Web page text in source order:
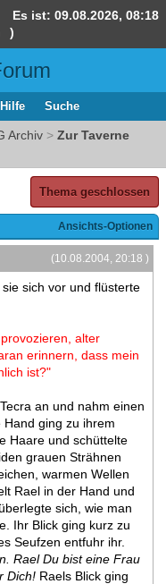
Es ist: 09.08.2026, 08:18
)
Hilfe Suche
Archiv > Zur Taverne
Thema geschlossen
Ansichts-Optionen
(10.08.2004, 20:18 )
sich vor und flüsterte
alter
erinnern, dass mein
ist?"
an und nahm einen
ging zu ihrem
Haare und schüttelte
grauen Strähnen
warmen Wellen
Rael in der Hand und
sich, wie man
Ihr Blick ging kurz zu
Seufzen entfuhr ihr.
Rael Du bist eine Frau
Dich! Raels Blick ging